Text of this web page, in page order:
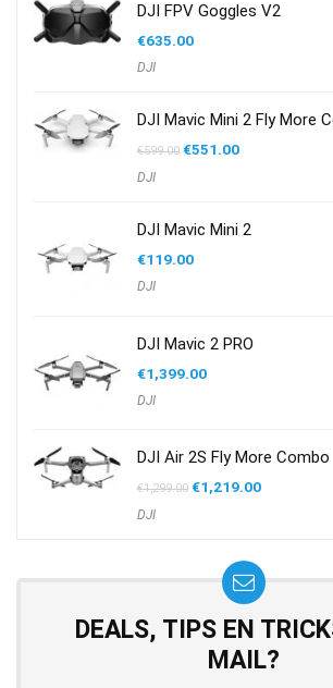
DJI FPV Goggles V2
€635.00
DJI
DJI Mavic Mini 2 Fly More
€599.00 Oorspronkelijke
€551.00Huidige
DJI
DJI Mavic Mini 2
€119.00
DJI
DJI Mavic 2 PRO
€1,399.00
DJI
DJI Air 2S Fly More Combo
€1,299.00 Oorspronkelijke
€1,219.00Huidige
DJI
DEALS, TIPS EN
MAIL?